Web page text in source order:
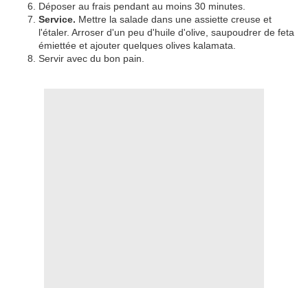
Déposer au frais pendant au moins 30 minutes.
Service. Mettre la salade dans une assiette creuse et
l'étaler. Arroser d'un peu d'huile d'olive, saupoudrer de feta
émiettée et ajouter quelques olives kalamata.
Servir avec du bon pain.